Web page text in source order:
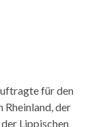
für den
Rheinland, der
Lippischen